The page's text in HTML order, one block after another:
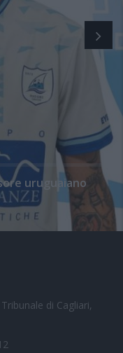
uruguaiano
di Cagliari,